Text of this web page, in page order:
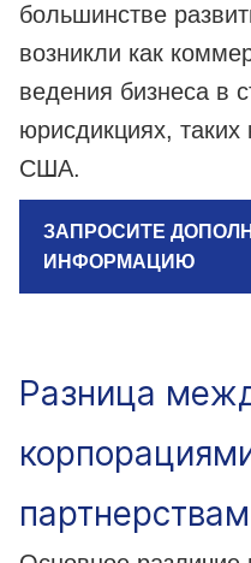
большинстве
возникли как
ведения бизнеса в
юрисдикциях,
США.
ЗАПРОСИТЕ
ИНФОРМАЦИЮ
Разница